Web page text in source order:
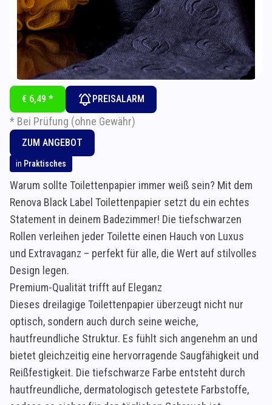
€ 6,49 * PREISALARM
* Bei Prüfung (ohne Gewähr)
ZUM ANGEBOT
in Praktisches
Warum sollte Toilettenpapier immer weiß sein? Mit dem
Renova Black Label Toilettenpapier setzt du ein echtes
Statement in deinem Badezimmer! Die tiefschwarzen
Rollen verleihen jeder Toilette einen Hauch von Luxus
und Extravaganz – perfekt für alle, die Wert auf stilvolles
Design legen.
Premium-Qualität trifft auf Eleganz
Dieses dreilagige Toilettenpapier überzeugt nicht nur
optisch, sondern auch durch seine weiche,
hautfreundliche Struktur. Es fühlt sich angenehm an und
bietet gleichzeitig eine hervorragende Saugfähigkeit und
Reißfestigkeit. Die tiefschwarze Farbe entsteht durch
hautfreundliche, dermatologisch getestete Farbstoffe,